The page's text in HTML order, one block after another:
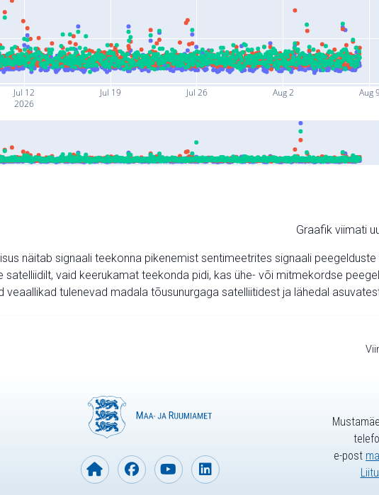
Jul 12
2026
Jul 19 Jul 26 Aug 2 Aug 9
Graafik viimati
näitab signaali teekonna pikenemist sentimeetrites signaali
satelliidilt, vaid keerukamat teekonda pidi, kas ühe- või mitmekordse
veaallikad tulenevad madala tõusunurgaga satelliitidest ja lähedal
e-post